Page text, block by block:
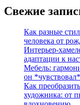
Свежие
Как разные
человека от
Интерьер-
адаптации к
Мебель:
он
Как
художника: от